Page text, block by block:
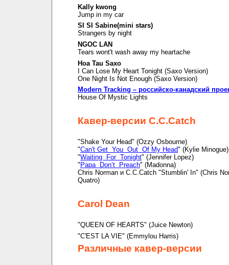
Kally kwong
Jump in my car
SI SI Sabine(mini stars)
Strangers by night
NGOC LAN
Tears wont't wash away my heartache
Hoa Tau Saxo
I Can Lose My Heart Tonight (Saxo Version)
One Night Is Not Enough (Saxo Version)
Modern Tracking – российско-канадский
House Of Mystic Lights
Кавер-версии C.C.Catch
"Shake Your Head" (Ozzy Osbourne)
"Can't Get You Out Of My Head" (Kylie Minogue)
"Waiting For Tonight" (Jennifer Lopez)
" Papa Don’t Preach" (Madonna)
Chris Norman и C.C.Catch "Stumblin' In" (Chris
Quatro)
Carol Dean
"QUEEN OF HEARTS" (Juice Newton)
"C'EST LA VIE" (Emmylou Harris)
Различные кавер-версии